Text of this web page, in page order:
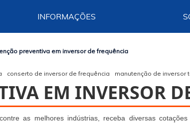
INFORMAÇÕES
preventiva em inversor de frequência
conserto de inversor de frequência manutenção de inversor
EM INVERSOR
as melhores indústrias, receba diversas cotações